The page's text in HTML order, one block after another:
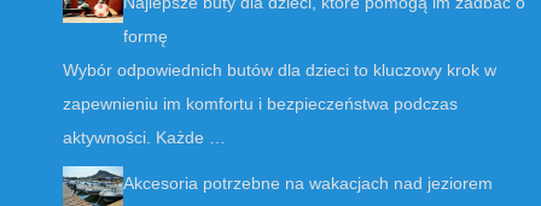
formę
Wybór odpowiednich butów dla dzieci to kluczowy krok w
zapewnieniu im komfortu i bezpieczeństwa podczas
aktywności. Każde …
Akcesoria potrzebne na wakacjach nad jeziorem